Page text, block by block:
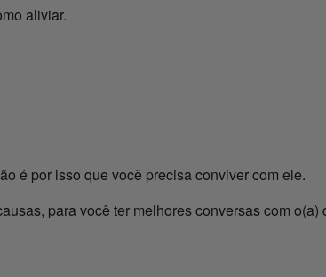
aliviar.
é por isso que você precisa conviver com ele.
para você ter melhores conversas com o(a)